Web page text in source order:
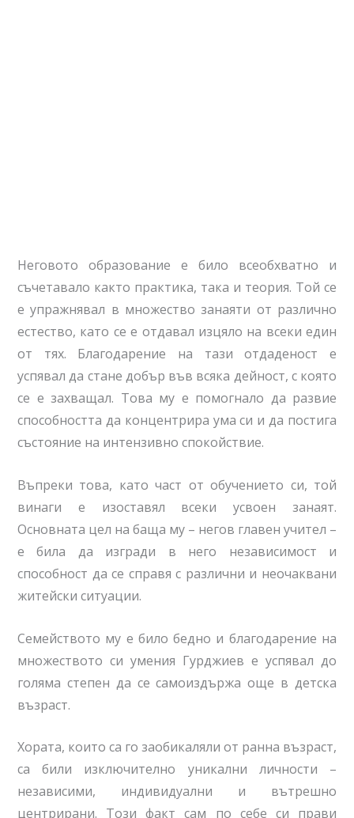
Неговото образование е било всеобхватно и
съчетавало както практика, така и теория. Той се
е упражнявал в множество занаяти от различно
естество, като се е отдавал изцяло на всеки един
от тях. Благодарение на тази отдаденост е
успявал да стане добър във всяка дейност, с която
се е захващал. Това му е помогнало да развие
способността да концентрира ума си и да постига
състояние на интензивно спокойствие.
Въпреки това, като част от обучението си, той
винаги е изоставял всеки усвоен занаят.
Основната цел на баща му – негов главен учител –
е била да изгради в него независимост и
способност да се справя с различни и неочаквани
житейски ситуации.
Семейството му е било бедно и благодарение на
множеството си умения Гурджиев е успявал до
голяма степен да се самоиздържа още в детска
възраст.
Хората, които са го заобикаляли от ранна възраст,
са били изключително уникални личности –
независими, индивидуални и вътрешно
центрирани. Този факт сам по себе си прави